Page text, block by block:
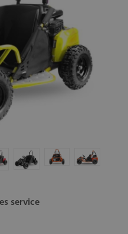
service